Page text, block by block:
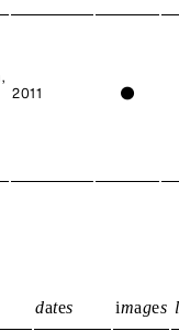
2011 ●
dates images l